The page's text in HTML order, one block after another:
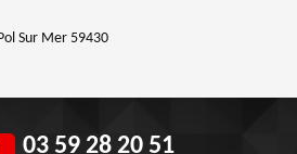
Sur Mer 59430
03 59 28 20 51